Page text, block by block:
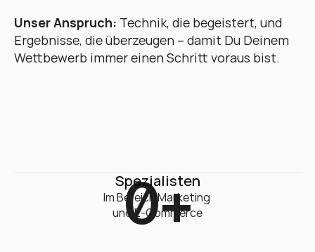
Unser Anspruch: Technik, die begeistert, und
Ergebnisse, die überzeugen – damit Du Deinem
Wettbewerb immer einen Schritt voraus bist.
0+
Spezialisten
Im Bereich Marketing
und E-Commerce